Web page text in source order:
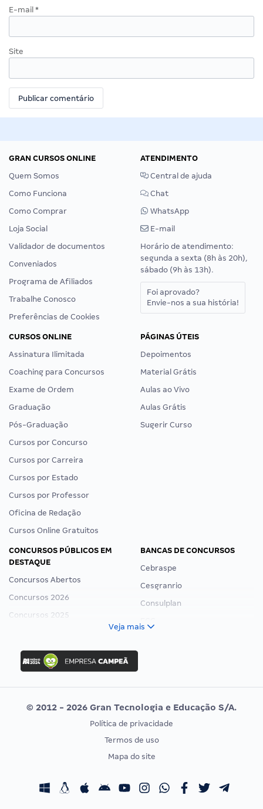
E-mail *
Site
GRAN CURSOS ONLINE
Quem Somos
Como Funciona
Como Comprar
Loja Social
Validador de documentos
Conveniados
Programa de Afiliados
Trabalhe Conosco
Preferências de Cookies
ATENDIMENTO
Central de ajuda
Chat
WhatsApp
E-mail
Horário de atendimento:
segunda a sexta (8h às 20h),
sábado (9h às 13h).
Foi aprovado?
Envie-nos a sua história!
CURSOS ONLINE
Assinatura Ilimitada
Coaching para Concursos
Exame de Ordem
Graduação
Pós-Graduação
Cursos por Concurso
Cursos por Carreira
Cursos por Estado
Cursos por Professor
Oficina de Redação
Cursos Online Gratuitos
PÁGINAS ÚTEIS
Depoimentos
Material Grátis
Aulas ao Vivo
Aulas Grátis
Sugerir Curso
CONCURSOS PÚBLICOS EM
DESTAQUE
Concursos Abertos
Concursos 2026
Concursos 2025
Concurso Ibama
Concurso MPU
Editais publicados
BANCAS DE CONCURSOS
Cebraspe
Cesgranrio
Consulplan
Vunesp
CONCURSOS POR PROFISSÃO
Concursos Fiscais
EXAME DE ORDEM
Calendário OAB
Veja mais
© 2012 - 2026 Gran Tecnologia e Educação S/A.
Política de privacidade
Termos de uso
Mapa do site